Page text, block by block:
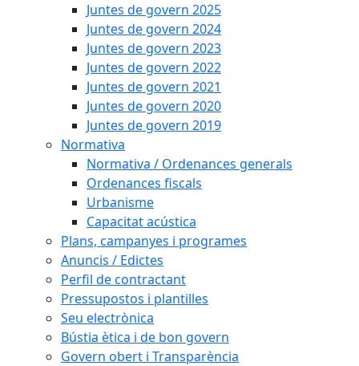
Juntes de govern 2025
Juntes de govern 2024
Juntes de govern 2023
Juntes de govern 2022
Juntes de govern 2021
Juntes de govern 2020
Juntes de govern 2019
Normativa
Normativa / Ordenances generals
Ordenances fiscals
Urbanisme
Capacitat acústica
Plans, campanyes i programes
Anuncis / Edictes
Perfil de contractant
Pressupostos i plantilles
Seu electrònica
Bústia ètica i de bon govern
Govern obert i Transparència